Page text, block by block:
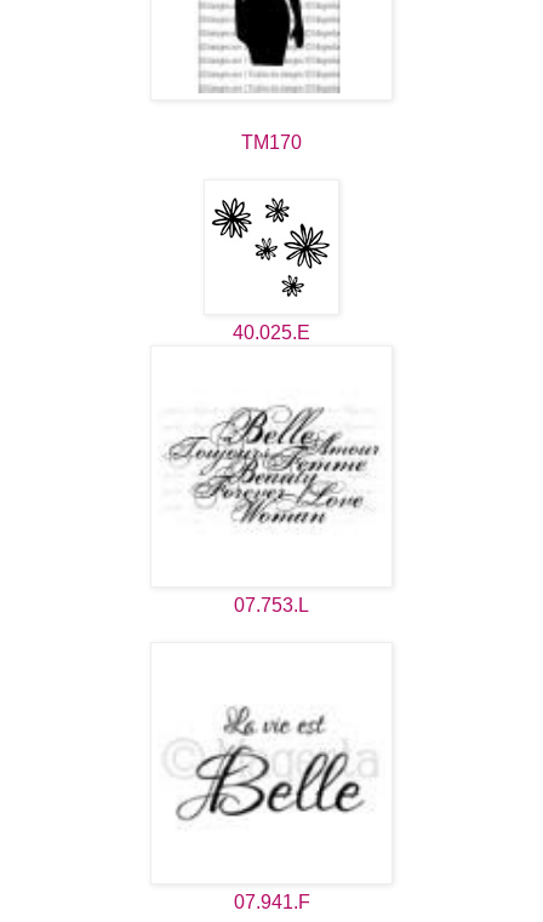
TM170
40.025.E
07.753.L
07.941.F